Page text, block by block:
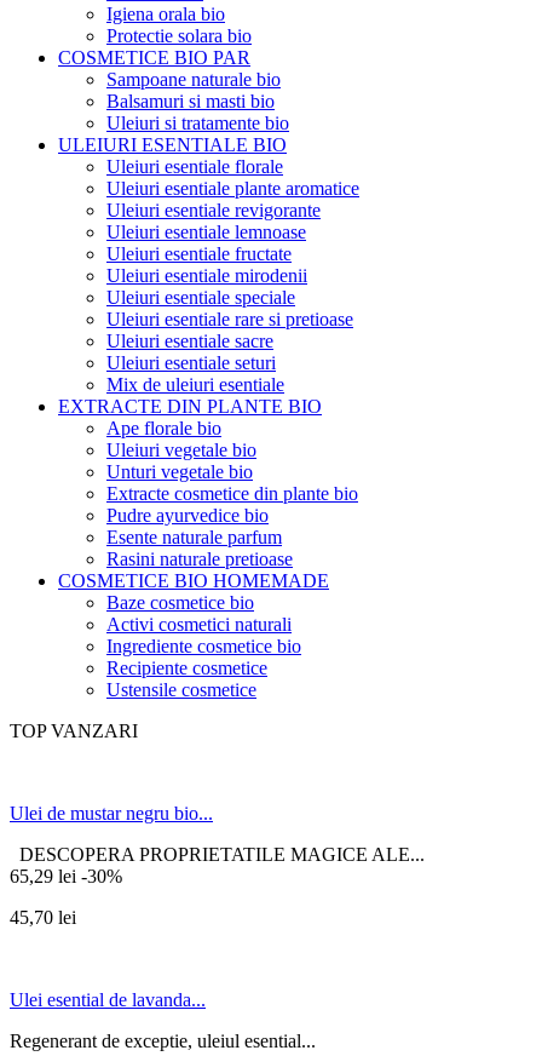
Igiena orala bio
Protectie solara bio
COSMETICE BIO PAR
Sampoane naturale bio
Balsamuri si masti bio
Uleiuri si tratamente bio
ULEIURI ESENTIALE BIO
Uleiuri esentiale florale
Uleiuri esentiale plante aromatice
Uleiuri esentiale revigorante
Uleiuri esentiale lemnoase
Uleiuri esentiale fructate
Uleiuri esentiale mirodenii
Uleiuri esentiale speciale
Uleiuri esentiale rare si pretioase
Uleiuri esentiale sacre
Uleiuri esentiale seturi
Mix de uleiuri esentiale
EXTRACTE DIN PLANTE BIO
Ape florale bio
Uleiuri vegetale bio
Unturi vegetale bio
Extracte cosmetice din plante bio
Pudre ayurvedice bio
Esente naturale parfum
Rasini naturale pretioase
COSMETICE BIO HOMEMADE
Baze cosmetice bio
Activi cosmetici naturali
Ingrediente cosmetice bio
Recipiente cosmetice
Ustensile cosmetice
TOP VANZARI
Ulei de mustar negru bio...
DESCOPERA PROPRIETATILE MAGICE ALE...
65,29 lei -30%
45,70 lei
Ulei esential de lavanda...
Regenerant de exceptie, uleiul esential...